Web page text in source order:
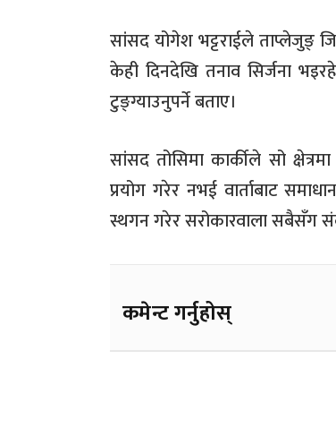
सांसद योगेश भट्टराईले ताप्लेजुङ्
केही दिनदेखि तनाव सिर्जना
टुङ्ग्याउनुपर्ने बताए।
सांसद तोसिमा कार्कीले सो
प्रयोग गरेर नभई वार्ताबाट
स्थगन गरेर सरोकारवाला सबैसँग
कमेन्ट गर्नुहोस्